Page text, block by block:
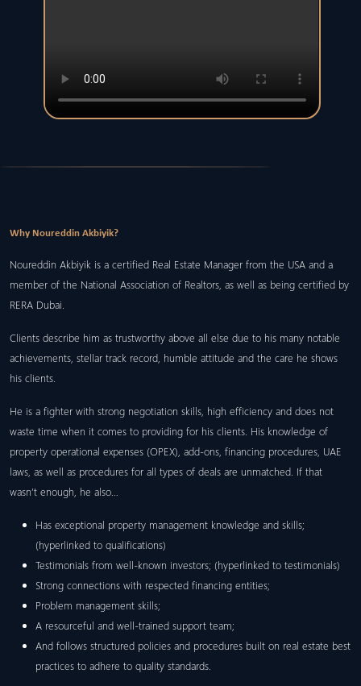
Why Noureddin Akbiyik?
Noureddin Akbiyik is a certified Real Estate Manager from the USA and a
member of the National Association of Realtors, as well as being certified by
RERA Dubai.
Clients describe him as trustworthy above all else due to his many notable
achievements, stellar track record, humble attitude and the care he shows
his clients.
He is a fighter with strong negotiation skills, high efficiency and does not
waste time when it comes to providing for his clients. His knowledge of
property operational expenses (OPEX), add-ons, financing procedures, UAE
laws, as well as procedures for all types of deals are unmatched. If that
wasn’t enough, he also…
Has exceptional property management knowledge and skills;
(hyperlinked to qualifications)
Testimonials from well-known investors; (hyperlinked to testimonials)
Strong connections with respected financing entities;
Problem management skills;
A resourceful and well-trained support team;
And follows structured policies and procedures built on real estate best
practices to adhere to quality standards.